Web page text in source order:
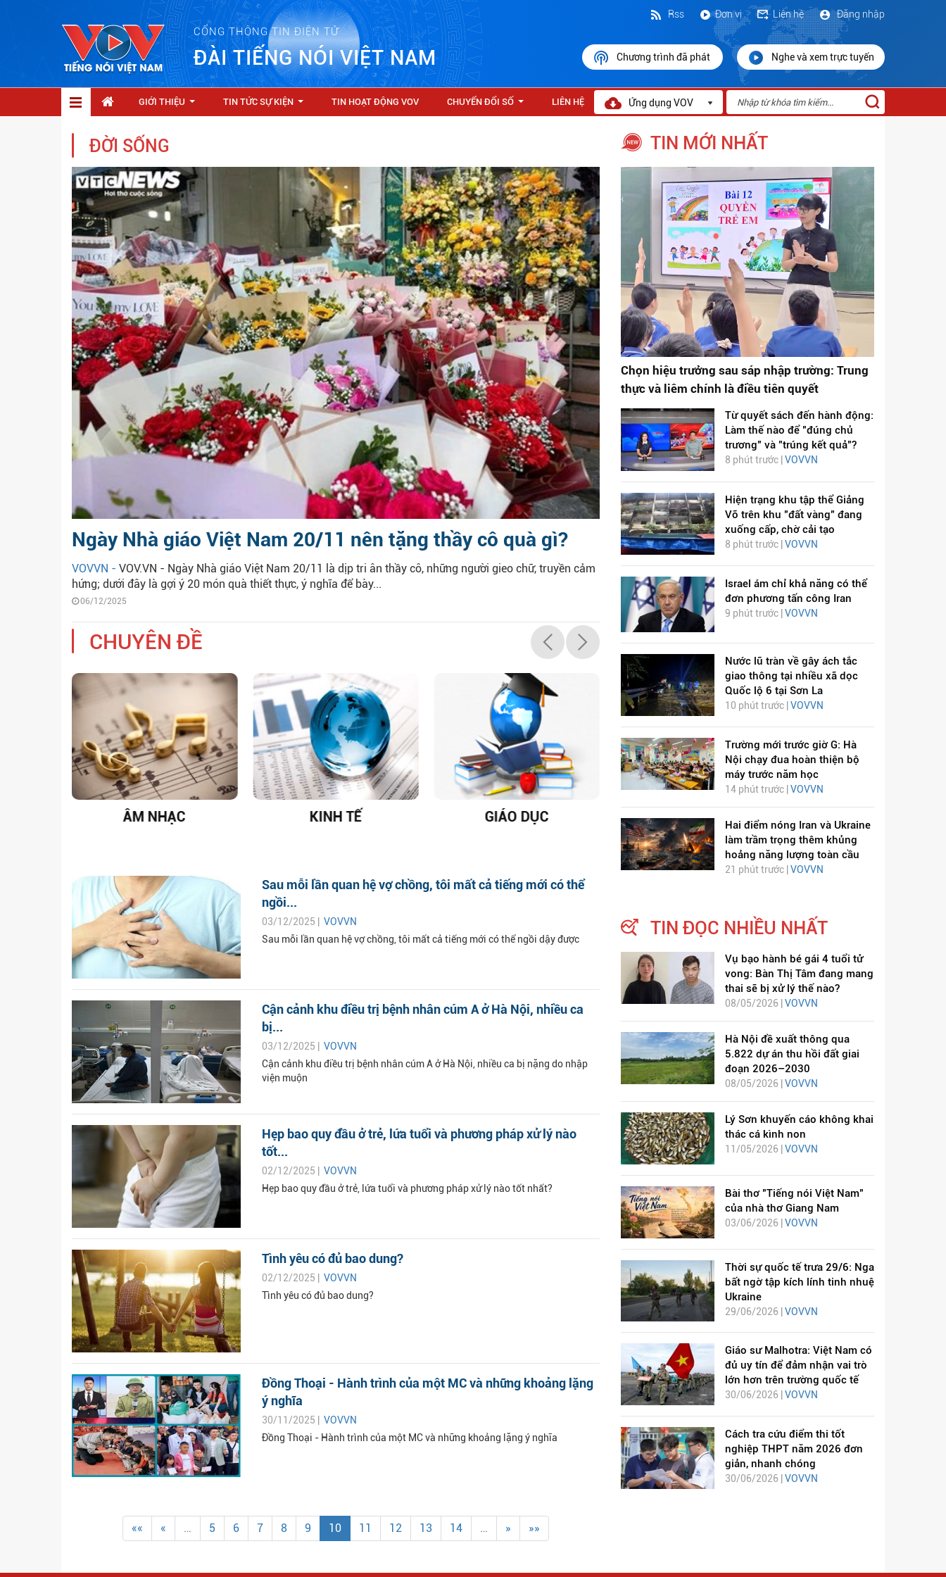
CỔNG THÔNG TIN ĐIỆN TỬ
ĐÀI TIẾNG NÓI VIỆT NAM
Đăng nhập
Liên hệ
Đơn vị
Rss
Chương trình đã phát Nghe và xem trực tuyến
GIỚI THIỆU TIN TỨC SỰ KIỆN TIN HOẠT ĐỘNG VOV CHUYỂN ĐỔI SỐ LIÊN HỆ Ứng dụng VOV
ĐỜI SỐNG
Ngày Nhà giáo Việt Nam 20/11 nên tặng thầy cô quà gì?
VOVVN - VOV.VN - Ngày Nhà giáo Việt Nam 20/11 là dịp tri ân thầy cô, những người gieo chữ, truyền cảm
hứng; dưới đây là gợi ý 20 món quà thiết thực, ý nghĩa để bày...
06/12/2025
CHUYÊN ĐỀ
ÂM NHẠC KINH TẾ GIÁO DỤC
DỊCH VIÊM PHỔI COVID-
19
HÁT LÊN VIỆT NAM
Sau mỗi lần quan hệ vợ chồng, tôi mất cả tiếng mới có thể
ngồi...
03/12/2025 | VOVVN
Sau mỗi lần quan hệ vợ chồng, tôi mất cả tiếng mới có thể ngồi dậy được
Cận cảnh khu điều trị bệnh nhân cúm A ở Hà Nội, nhiều ca
bị...
03/12/2025 | VOVVN
Cận cảnh khu điều trị bệnh nhân cúm A ở Hà Nội, nhiều ca bị nặng do nhập
viện muộn
Hẹp bao quy đầu ở trẻ, lứa tuổi và phương pháp xử lý nào
tốt...
02/12/2025 | VOVVN
Hẹp bao quy đầu ở trẻ, lứa tuổi và phương pháp xử lý nào tốt nhất?
Tình yêu có đủ bao dung?
02/12/2025 | VOVVN
Tình yêu có đủ bao dung?
Đồng Thoại - Hành trình của một MC và những khoảng lặng
ý nghĩa
30/11/2025 | VOVVN
Đồng Thoại - Hành trình của một MC và những khoảng lặng ý nghĩa
«« « … 5 6 7 8 9 10 11 12 13 14 … » »»
TIN MỚI NHẤT
Chọn hiệu trưởng sau sáp nhập trường: Trung
thực và liêm chính là điều tiên quyết
Từ quyết sách đến hành động:
Làm thế nào để "đúng chủ
trương" và "trúng kết quả"?
8 phút trước | VOVVN
Hiện trạng khu tập thể Giảng
Võ trên khu "đất vàng" đang
xuống cấp, chờ cải tạo
8 phút trước |VOVVN
Israel ám chỉ khả năng có thể
đơn phương tấn công Iran
9 phút trước | VOVVN
Nước lũ tràn về gây ách tắc
giao thông tại nhiều xã dọc
Quốc lộ 6 tại Sơn La
10 phút trước |VOVVN
Trường mới trước giờ G: Hà
Nội chạy đua hoàn thiện bộ
máy trước năm học
14 phút trước | VOVVN
Hai điểm nóng Iran và Ukraine
làm trầm trọng thêm khủng
hoảng năng lượng toàn cầu
21 phút trước | VOVVN
TIN ĐỌC NHIỀU NHẤT
Vụ bạo hành bé gái 4 tuổi tử
vong: Bàn Thị Tâm đang mang
thai sẽ bị xử lý thế nào?
08/05/2026 | VOVVN
Hà Nội đề xuất thông qua
5.822 dự án thu hồi đất giai
đoạn 2026–2030
08/05/2026 | VOVVN
Lý Sơn khuyến cáo không khai
thác cá kình non
11/05/2026 | VOVVN
Bài thơ "Tiếng nói Việt Nam"
của nhà thơ Giang Nam
03/06/2026 | VOVVN
Thời sự quốc tế trưa 29/6: Nga
bất ngờ tập kích lính tinh nhuệ
Ukraine
29/06/2026 | VOVVN
Giáo sư Malhotra: Việt Nam có
đủ uy tín để đảm nhận vai trò
lớn hơn trên trường quốc tế
30/06/2026 | VOVVN
Cách tra cứu điểm thi tốt
nghiệp THPT năm 2026 đơn
giản, nhanh chóng
30/06/2026 | VOVVN